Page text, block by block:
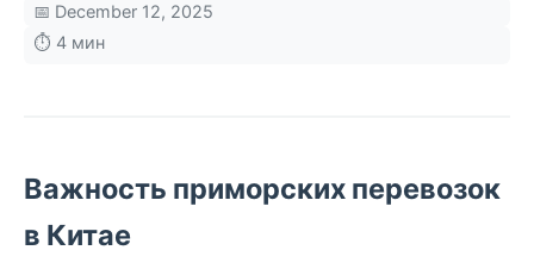
📅 December 12, 2025
⏱️ 4 мин
Важность приморских перевозок
в Китае